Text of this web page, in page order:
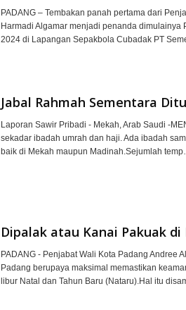
PADANG – Tembakan panah pertama dari
Harmadi Algamar menjadi penanda dimulainya
2024 di Lapangan Sepakbola Cubadak PT
Jabal Rahmah Sementara
Laporan Sawir Pribadi - Mekah, Arab Saudi -
sekadar ibadah umrah dan haji. Ada ibadah
baik di Mekah maupun Madinah.Sejumlah
Dipalak atau Kanai Pakuak di
PADANG - Penjabat Wali Kota Padang Andree
Padang berupaya maksimal memastikan
libur Natal dan Tahun Baru (Nataru).Hal itu